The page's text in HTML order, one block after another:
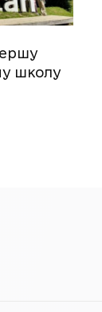
школу